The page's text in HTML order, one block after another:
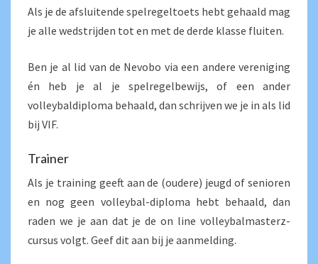
Als je de afsluitende spelregeltoets hebt gehaald mag
je alle wedstrijden tot en met de derde klasse fluiten.
Ben je al lid van de Nevobo via een andere vereniging
én heb je al je spelregelbewijs, of een ander
volleybaldiploma behaald, dan schrijven we je in als lid
bij VIF.
Trainer
Als je training geeft aan de (oudere) jeugd of senioren
en nog geen volleybal-diploma hebt behaald, dan
raden we je aan dat je de on line volleybalmasterz-
cursus volgt. Geef dit aan bij je aanmelding.